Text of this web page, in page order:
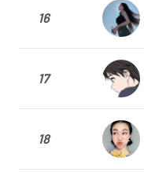
16
17
18